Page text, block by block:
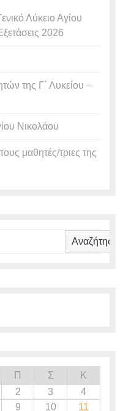
Λύκειο Αγίου
2026
της Γ΄ Λυκείου –
Νικολάου
μαθητές/τριες της
Αναζήτηση
Π Σ
Κ
2 3
4
9 10 11